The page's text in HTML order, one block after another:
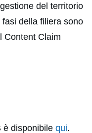
del territorio
della filiera sono
Content Claim
è disponibile qui.